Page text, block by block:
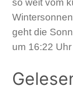
so weit vom
geht die
um 16:22 Uhr